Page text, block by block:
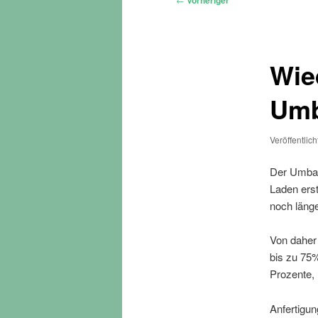
Der
Laden
noch
Von
bis zu